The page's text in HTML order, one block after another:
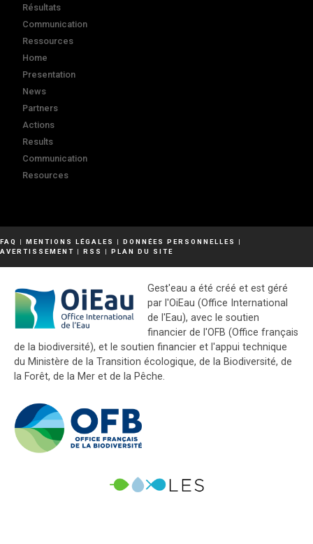
Résultats
Communication
Ressources
Home
Presentation
News
Partners
Actions
Results
Communication
Resources
FAQ | MENTIONS LÉGALES | DONNÉES PERSONNELLES
|
AVERTISSEMENT | RSS | PLAN DU SITE
Gest'eau a été créé et est géré
par l'OiEau (Office International
de l'Eau), avec le soutien
financier de l'OFB (Office français
de la biodiversité), et le soutien financier et l'appui technique
du Ministère de la Transition écologique, de la Biodiversité, de
la Forêt, de la Mer et de la Pêche.